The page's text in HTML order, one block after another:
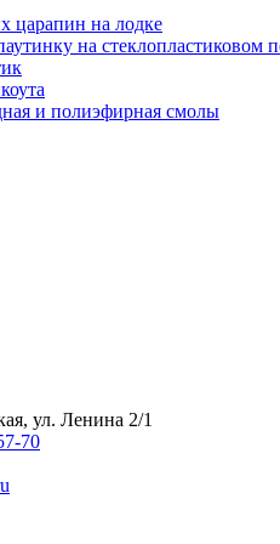
царапин на лодке
на стеклопластиковом
и полиэфирная смолы
ул. Ленина 2/1
70